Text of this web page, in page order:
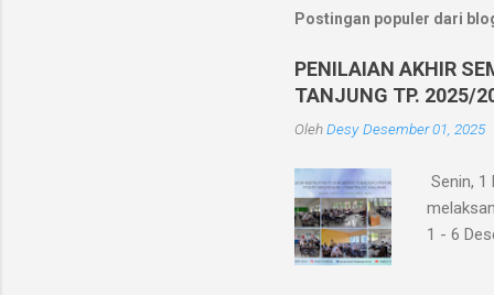
Postingan populer dari
PENILAIAN AKHIR
TANJUNG TP. 2025/
OlehDesy Desember 01, 2025
Senin, 1
1 - 6
Akhir